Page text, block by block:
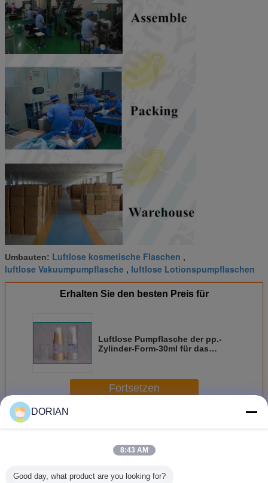
Umbauten: Luftlose kosmetische Flaschen ,
luftlose Vakuumpumpflasche , luftlose Lotionspumpflaschen
Erhalten Sie den besten Preis für
Luftlose Pumpflasche der pp.-
Zylinder-Form-30ml für das
Fortsetzen
Mehr
DORIAN
8:43 AM
Good day, what product are you looking for?